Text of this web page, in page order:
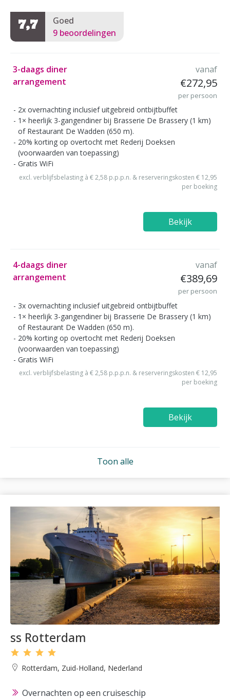
7,7
Goed
9 beoordelingen
3-daags diner
arrangement
vanaf
€272,95
per persoon
2x overnachting inclusief uitgebreid ontbijtbuffet
1× heerlijk 3-gangendiner bij Brasserie De Brassery (1 km)
of Restaurant De Wadden (650 m).
20% korting op overtocht met Rederij Doeksen
(voorwaarden van toepassing)
Gratis WiFi
excl. verblijfsbelasting à € 2,58 p.p.p.n. & reserveringskosten € 12,95
per boeking
Bekijk
4-daags diner
arrangement
vanaf
€389,69
per persoon
3x overnachting inclusief uitgebreid ontbijtbuffet
1× heerlijk 3-gangendiner bij Brasserie De Brassery (1 km)
of Restaurant De Wadden (650 m).
20% korting op overtocht met Rederij Doeksen
(voorwaarden van toepassing)
Gratis WiFi
excl. verblijfsbelasting à € 2,58 p.p.p.n. & reserveringskosten € 12,95
per boeking
Bekijk
Toon alle
ss Rotterdam
Rotterdam, Zuid-Holland, Nederland
Overnachten op een cruiseschip